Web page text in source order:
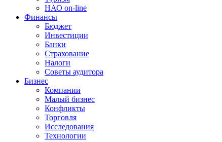
НАО on-line
Финансы
Бюджет
Инвестиции
Банки
Страхование
Налоги
Советы аудитора
Бизнес
Компании
Малый бизнес
Конфликты
Торговля
Исследования
Технологии